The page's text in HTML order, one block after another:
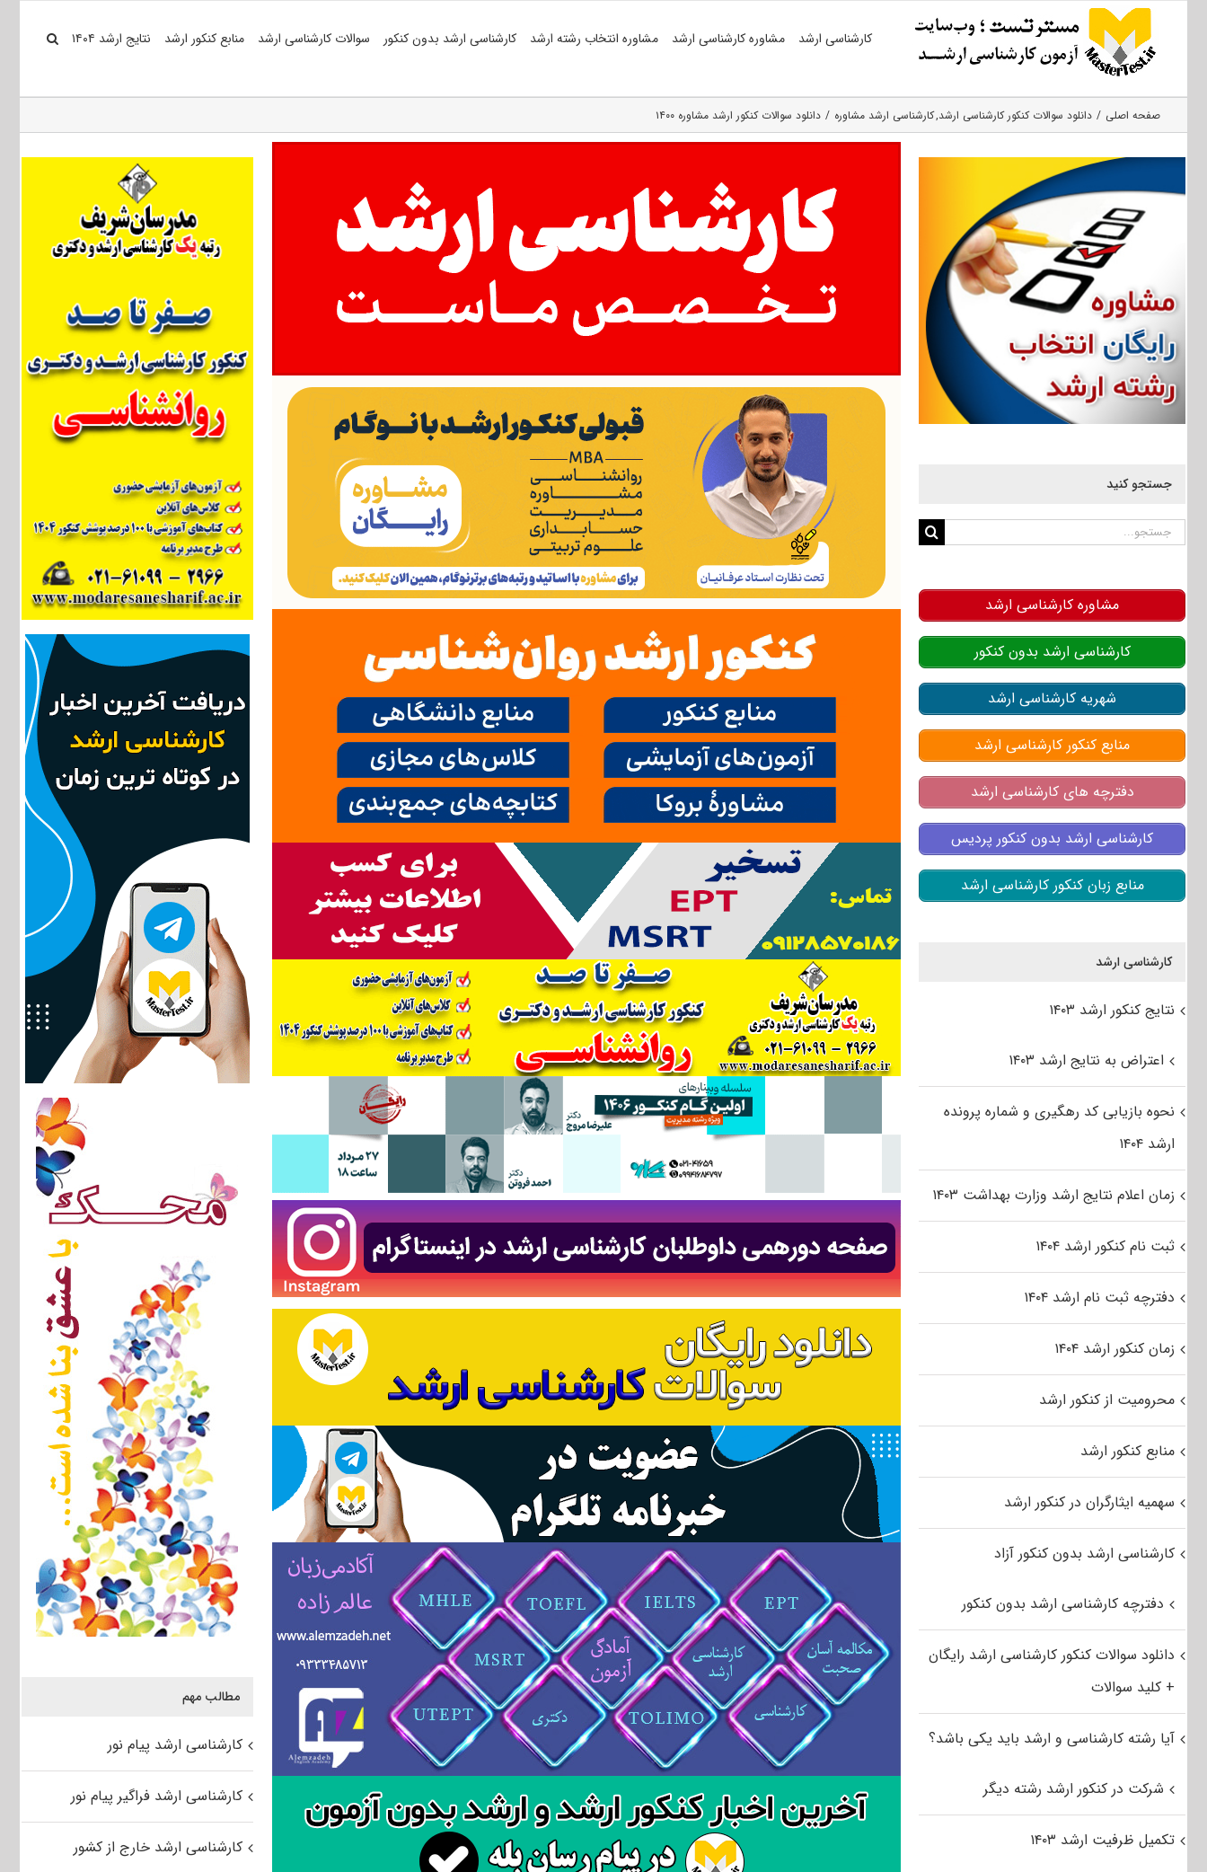
کارشناسی ارشد مشاوره کارشناسی ارشد مشاوره انتخاب رشته ارشد کارشناسی ارشد بدون کنکور سوالات کارشناسی ارشد منابع کنکور ارشد نتایج ارشد ۱۴۰۴
صفحه اصلی دانلود سوالات کنکور کارشناسی ارشد کارشناسی ارشد مشاوره دانلود سوالات کنکور ارشد مشاوره ۱۴۰۰
مطالب مهم
کارشناسی ارشد پیام نور
کارشناسی ارشد فراگیر پیام نور
کارشناسی ارشد خارج از کشور
جستجو کنید
جستجو
مشاوره کارشناسی ارشد
کارشناسی ارشد بدون کنکور
شهریه کارشناسی ارشد
منابع کنکور کارشناسی ارشد
دفترچه های کارشناسی ارشد
کارشناسی ارشد بدون کنکور پردیس
منابع زبان کنکور کارشناسی ارشد
کارشناسی ارشد
نتایج کنکور ارشد ۱۴۰۳
اعتراض به نتایج ارشد ۱۴۰۳
نحوه بازیابی کد رهگیری و شماره پرونده
ارشد ۱۴۰۴
زمان اعلام نتایج ارشد وزارت بهداشت ۱۴۰۳
ثبت نام کنکور ارشد ۱۴۰۴
دفترچه ثبت نام ارشد ۱۴۰۴
زمان کنکور ارشد ۱۴۰۴
محرومیت از کنکور ارشد
منابع کنکور ارشد
سهمیه ایثارگران در کنکور ارشد
کارشناسی ارشد بدون کنکور آزاد
دفترچه کارشناسی ارشد بدون کنکور
دانلود سوالات کنکور کارشناسی ارشد رایگان
+ کلید سوالات
آیا رشته کارشناسی و ارشد باید یکی باشد؟
شرکت در کنکور ارشد رشته دیگر
تکمیل ظرفیت ارشد ۱۴۰۳